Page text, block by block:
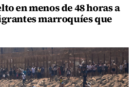
en menos de 48 horas a
marroquíes que